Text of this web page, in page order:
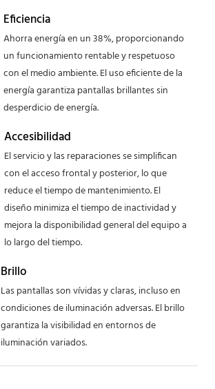
Eficiencia
Ahorra energía en un 38%, proporcionando
un funcionamiento rentable y respetuoso
con el medio ambiente. El uso eficiente de la
energía garantiza pantallas brillantes sin
desperdicio de energía.
Accesibilidad
El servicio y las reparaciones se simplifican
con el acceso frontal y posterior, lo que
reduce el tiempo de mantenimiento. El
diseño minimiza el tiempo de inactividad y
mejora la disponibilidad general del equipo a
lo largo del tiempo.
Brillo
Las pantallas son vívidas y claras, incluso en
condiciones de iluminación adversas. El brillo
garantiza la visibilidad en entornos de
iluminación variados.